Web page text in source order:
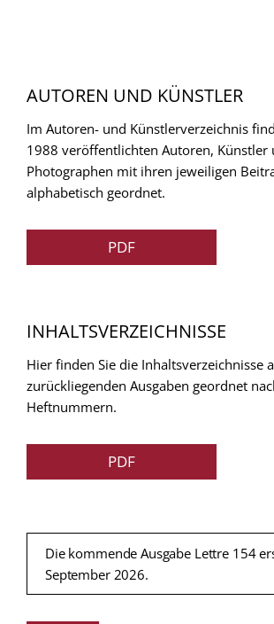
AUTOREN UND KÜNSTLER
Im Autoren- und Künstlerverzeichnis
1988 veröffentlichten Autoren, Künstler
Photographen mit ihren jeweiligen
alphabetisch geordnet.
PDF
INHALTSVERZEICHNISSE
Hier finden Sie die Inhaltsverzeichnisse
zurückliegenden Ausgaben geordnet
Heftnummern.
PDF
Die kommende Ausgabe Lettre 154
September 2026.